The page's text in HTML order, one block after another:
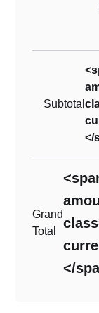
Subtotal
</
Grand
Total
</